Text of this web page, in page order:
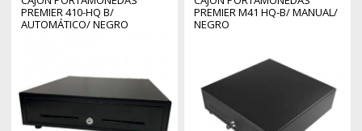
PREMIER 410-HQ B/
AUTOMÁTICO/ NEGRO
PREMIER M41 HQ-B/ MANUAL/
NEGRO